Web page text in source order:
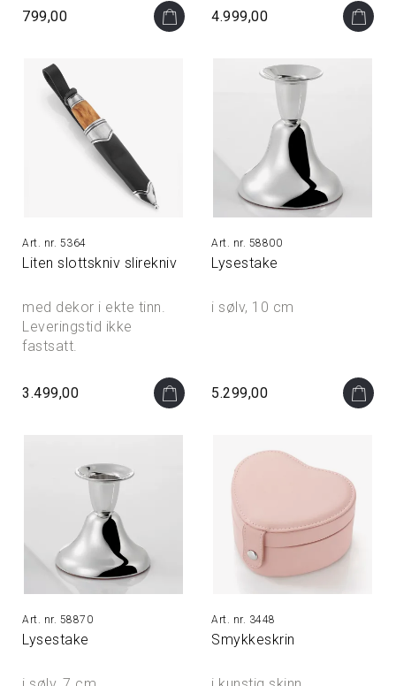
799,00 4.999,00
5364
Liten slottskniv slirekniv
med dekor i ekte tinn.
Leveringstid ikke
fastsatt.
3.499,00
58800
Lysestake
i sølv, 10 cm
5.299,00
58870
Lysestake
3448
Smykkeskrin